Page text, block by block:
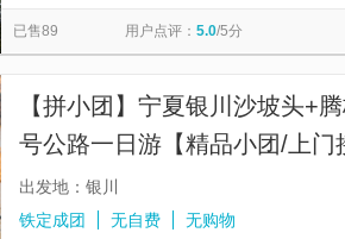
已售89 用户点评： 5.0/5分
【拼小团】宁夏银川沙坡头+
号公路一日游【精品小团/上门
玩无购物/赠防沙头巾】
出发地：银川
铁定成团
无自费 无购物